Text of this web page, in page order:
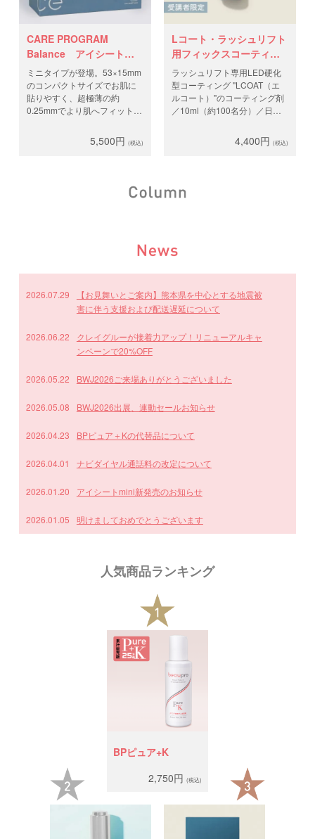
CARE PROGRAM
Balance アイシート
mini
ミニタイプが登場。53×15mm
のコンパクトサイズでお肌に
貼りやすく、超極薄の約
0.25mmでより肌へフィットし
れたスキンケア発想。 サルト
リイバラ根エキス、イチョウ
5,500円 (税込)
Lコート・ラッシュリフト
用フィックスコーティン
グ
ラッシュリフト専用LED硬化
型コーティング "LCOAT（エ
ルコート）"のコーティング剤
／10ml（約100名分）／日本
LEDコーティングで仕上げま
ます。講習をお申込みしたア
い。
4,400円 (税込)
2026.07.29
【お見舞いとご案内】熊本県を中心とする地震被
害に伴う支援および配送遅延について
2026.06.22
クレイグルーが接着力アップ！リニューアルキャ
ンペーンで20%OFF
2026.05.22 BWJ2026ご来場ありがとうございました
2026.05.08 BWJ2026出展、連動セールお知らせ
2026.04.23 BPピュア＋Kの代替品について
2026.04.01 ナビダイヤル通話料の改定について
2026.01.20 アイシートmini新発売のお知らせ
2026.01.05 明けましておめでとうございます
Xmasセールのご案内
U・L・Cロッドリニューアル SALE10% OFF
遮光ゴーグル20%offキャンペーン
夏季休業のお知らせ
Lコート・遮光ゴーグル発売のお知らせ
アイシート10%offキャンペーン
2025.06.10 100名限定LコートZoomセミナーのご案内
2025.05.19 Lコート2周年キャンペーン
人気商品ランキング
BPピュア+K
2,750円(税込)